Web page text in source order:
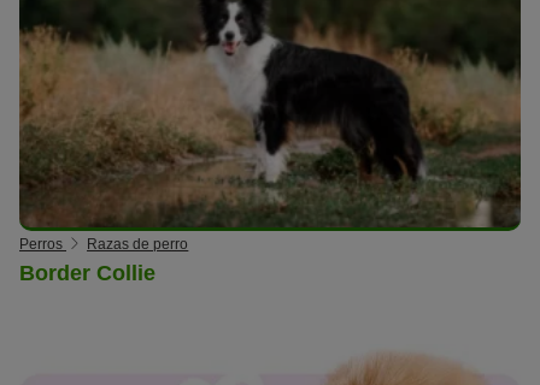
Perros Razas de perro
Border Collie